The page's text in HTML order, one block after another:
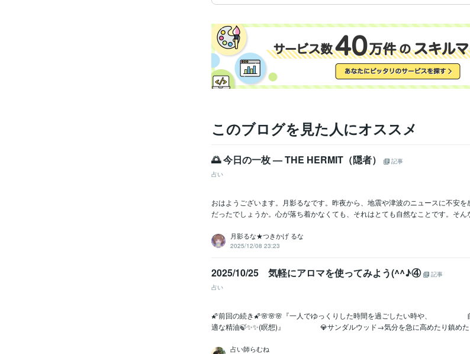
このブログを見た人にオススメ
🌅 今日の一枚 — THE HERMIT（隠者）
記事
占い
おはようございます。月影るなです。昨夜から、地震や津波のニュースに不安
だったでしょうか。心が落ち着かなくても、それはとても自然なことです。そん
月影るな★つきかげ るな
2025/12/08 23:23
2025/10/25 気軽にアロマを使ってみよう(^^♪④
記事
占い
🌠前回の続き🌠🌸🌸🌸『一人でゆっくりした時間を過ごしたい時や、 自
適な精油🍃✨✨(瞑想)』 💎サンダルウッド→気分を急に高めたり鎮めた
占い師らむね